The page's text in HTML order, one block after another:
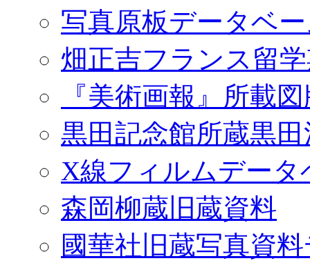
写真原板データベ
畑正吉フランス留
『美術画報』所載
黒田記念館所蔵黒
X線フィルムデータ
森岡柳蔵旧蔵資料
國華社旧蔵写真資